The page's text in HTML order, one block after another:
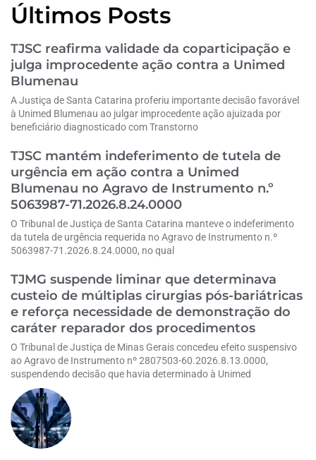
Últimos Posts
TJSC reafirma validade da coparticipação e
julga improcedente ação contra a Unimed
Blumenau
A Justiça de Santa Catarina proferiu importante decisão favorável
à Unimed Blumenau ao julgar improcedente ação ajuizada por
beneficiário diagnosticado com Transtorno
TJSC mantém indeferimento de tutela de
urgência em ação contra a Unimed
Blumenau no Agravo de Instrumento n.º
5063987-71.2026.8.24.0000
O Tribunal de Justiça de Santa Catarina manteve o indeferimento
da tutela de urgência requerida no Agravo de Instrumento n.º
5063987-71.2026.8.24.0000, no qual
TJMG suspende liminar que determinava
custeio de múltiplas cirurgias pós-bariátricas
e reforça necessidade de demonstração do
caráter reparador dos procedimentos
O Tribunal de Justiça de Minas Gerais concedeu efeito suspensivo
ao Agravo de Instrumento nº 2807503-60.2026.8.13.0000,
suspendendo decisão que havia determinado à Unimed